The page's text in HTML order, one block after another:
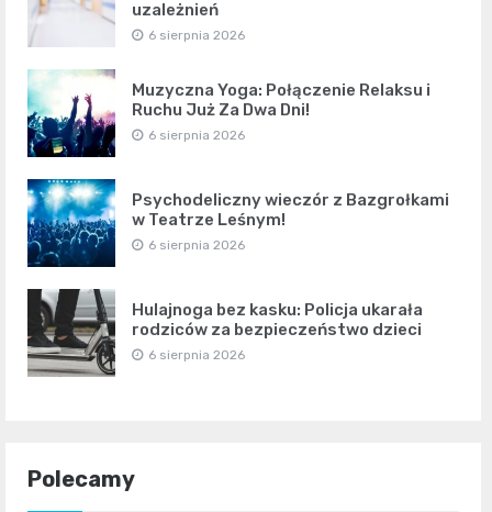
uzależnień
6 sierpnia 2026
Muzyczna Yoga: Połączenie Relaksu i
Ruchu Już Za Dwa Dni!
6 sierpnia 2026
Psychodeliczny wieczór z Bazgrołkami
w Teatrze Leśnym!
6 sierpnia 2026
Hulajnoga bez kasku: Policja ukarała
rodziców za bezpieczeństwo dzieci
6 sierpnia 2026
Polecamy